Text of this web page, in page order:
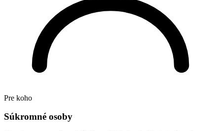
Pre koho
Súkromné osoby